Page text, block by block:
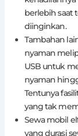
berlebih saat
diinginkan.
Tambahan
nyaman
USB untuk
nyaman
Tentunya
yang tak
Sewa mobil
yang durasi